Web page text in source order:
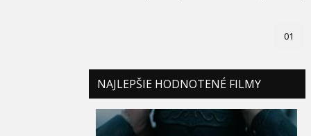
01
NAJLEPŠIE HODNOTENÉ FILMY